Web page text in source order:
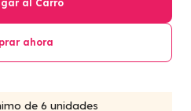
al Carro
ahora
de 6 unidades